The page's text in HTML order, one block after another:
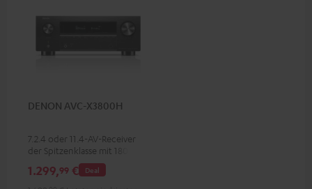
DENON AVC-X3800H
7.2.4 oder 11.4-AV-Receiver
der Spitzenklasse mit 180 Watt
Ausgangsleistung pro Kanal
Deal
1.299,99 €